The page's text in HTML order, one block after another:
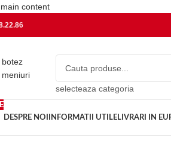
content
selecteaza categoria
DESPRE NOI
INFORMATII UTILELIVRARI IN